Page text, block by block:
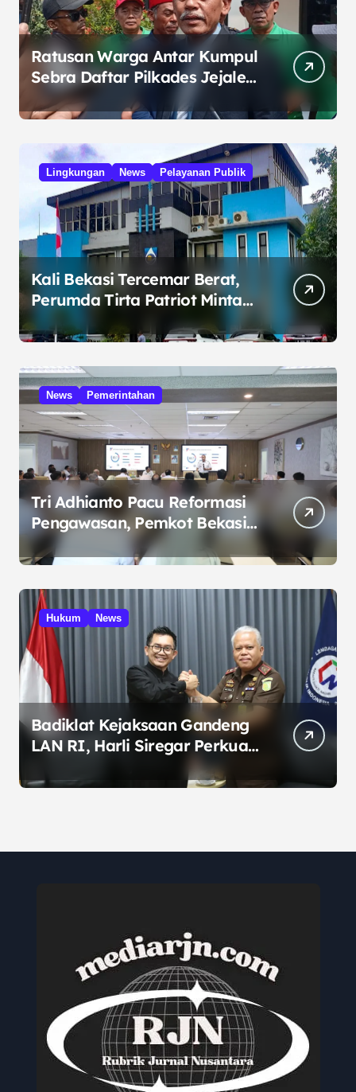
Ratusan Warga Antar Kumpul
Sebra Daftar Pilkades Jejalen
Jaya, Serukan Pemilu Damai
Lingkungan News Pelayanan Publik
Kali Bekasi Tercemar Berat,
Perumda Tirta Patriot Minta
Maaf atas Penurunan Kualitas
Air
News Pemerintahan
Tri Adhianto Pacu Reformasi
Pengawasan, Pemkot Bekasi
Targetkan Skor MCSP KPK
Naik
Hukum News
Badiklat Kejaksaan Gandeng
LAN RI, Harli Siregar Perkuat
SDM Penegak Hukum